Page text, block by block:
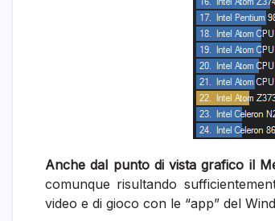
Anche dal punto di vista grafico il
comunque risultando
video e di gioco con le “app” del